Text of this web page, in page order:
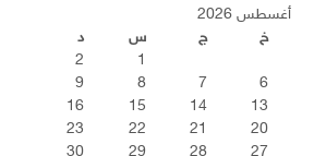
أغسطس 2026
خ ج س
د
1
2
6
7
8
9
13
14
15
16
20
21
22
23
27
28
29
30